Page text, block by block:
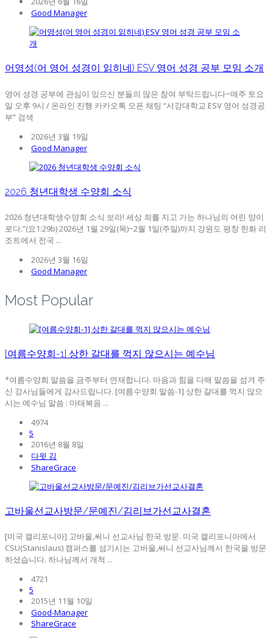
Good Manager
어영성(어 영어 성경이 읽히네) ESV 영어 성경 공부 모임 소개
영어 성경 공부에 관심이 있으신 분들의 많은 참여 부탁드립니다~매주 토요
일 오후 9시 / 온라인 진행 카카오톡 오픈 채팅 “서강대학교 ESV 영어 성경공
부” 검색
2026년 3월 19일
Good Manager
2026 청년대학생 수양회 소식
2026 청년대학생수양회 소식 보라! 세상 죄를 지고 가는 하나님의 어린 양이
로다.”(요1:29b) 2026년 1월 29일(목)~2월 1일(주일)까지 강원도 평창 한화 리
조트에서 전국 ...
2026년 3월 16일
Good Manager
Most Popular
[여름수양회-1] 상한 갈대를 꺽지 않으시는 예수님
*여름수양회 말씀을 금주부터 연재합니다. 마음과 힘을 다해 말씀을 섬겨 주
신 강사님들에게 감사드립니다. [여름수양회 말씀-1] 상한 갈대를 꺽지 않으
시는 예수님 말씀 : 마태복음 ...
4974
5
2016년 8월 8일
다윗 김
ShareGrace
고바울선교사방문/문예진/김리브가선교사결혼
[미국 캘리포니아] 고바울,써니 선교사님 한국 방문. 미국 캘리포니아에서
CSU(Stanislaus) 캠퍼스를 섬기시는 고바울,써니 선교사님께서 한국을 방문
하셨습니다. 하나님께서 개척 ...
4721
5
2015년 11월 10일
Good-Manager
ShareGrace